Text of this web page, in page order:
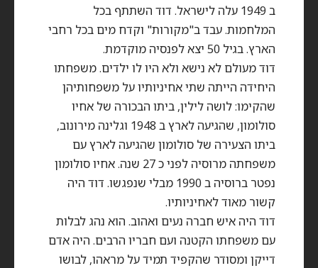
ב 1949 עלה לישראל. דוד השתתף בכל
המלחמות. עבד ב"מקורות" וקדח מים בכל רחבי
הארץ. בגיל 50 יצא לפנסיה מוקדמת.
דוד מעולם לא נישא ולא היו לו ילדים. משפחתו
היחידה הייתה שתי אחיניותיו על משפחותיהן
שהקימו: לושה לילין, ביתו הבכורה של אחיו
סולומון, שהגיעה לארץ ב 1948 וגלינה מירונוב,
ביתו הצעירה של סולומון שהגיעה לארץ עם
משפחתה מרוסיה לפני כ 27 שנה. אחיו סולומון
נפטר ברוסיה ב 1990 מבלי שנפגשו. דוד היה
קשור מאוד לאחיניותיו.
דוד היה איש חברה נעים ואהוב. הוא נהג לבלות
עם משפחתו הקטנה ועם חבריו הרבים. היה אדם
דייקן ומסודר שהקפיד תמיד על מראהו, לבושו